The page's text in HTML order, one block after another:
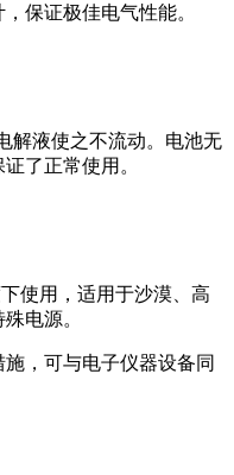
保证极佳电气性能。
解液使之不流动。电池无
了正常使用。
使用，适用于沙漠、高
电源。
，可与电子仪器设备同